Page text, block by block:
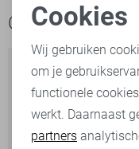
Ook hetNoodzakelijke
Personalisatie
Analytische
Cookies
Wij gebruiken
om je
functionele
werkt. Daarnaast
partners